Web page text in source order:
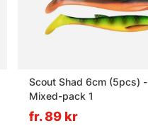
Scout Shad 6cm (5pcs) -
Mixed-pack 1
fr. 89 kr